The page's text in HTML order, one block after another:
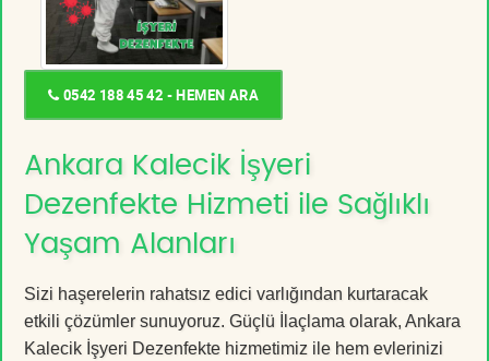
0542 188 45 42 - HEMEN ARA
Ankara Kalecik İşyeri
Dezenfekte Hizmeti ile Sağlıklı
Yaşam Alanları
Sizi haşerelerin rahatsız edici varlığından kurtaracak
etkili çözümler sunuyoruz. Güçlü İlaçlama olarak, Ankara
Kalecik İşyeri Dezenfekte hizmetimiz ile hem evlerinizi